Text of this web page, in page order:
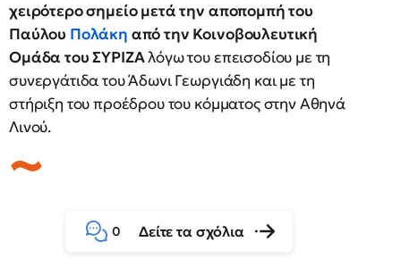
χειρότερο σημείο μετά την αποπομπή του
Παύλου Πολάκη από την Κοινοβουλευτική
Ομάδα του ΣΥΡΙΖΑλόγω του επεισοδίου με τη
συνεργάτιδα του Άδωνι Γεωργιάδη και με τη
στήριξη του προέδρου του κόμματος στην Αθηνά
Λινού.
0 Δείτε τα σχόλια